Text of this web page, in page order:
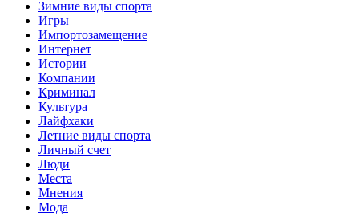
Зимние виды спорта
Игры
Импортозамещение
Интернет
Истории
Компании
Криминал
Культура
Лайфхаки
Летние виды спорта
Личный счет
Люди
Места
Мнения
Мода